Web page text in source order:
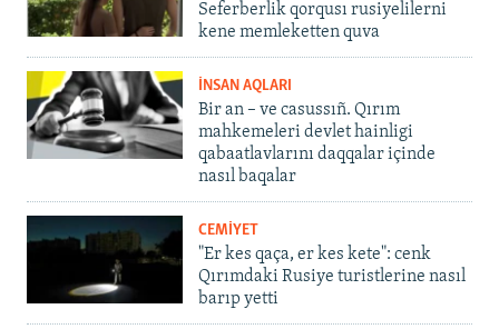
Seferberlik qorqusı rusiyelilerni
kene memleketten quva
İNSAN AQLARI
Bir an – ve casussıñ. Qırım
mahkemeleri devlet hainligi
qabaatlavlarını daqqalar içinde
nasıl baqalar
CEMİYET
"Er kes qaça, er kes kete": cenk
Qırımdaki Rusiye turistlerine nasıl
barıp yetti